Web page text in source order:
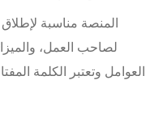
المنصة مناسبة
لصاحب العمل،
العوامل وتعتبر الكلمة